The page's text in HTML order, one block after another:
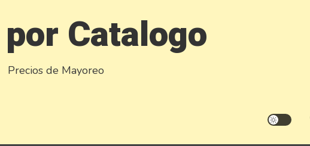
Catalogo
Precios de Mayoreo